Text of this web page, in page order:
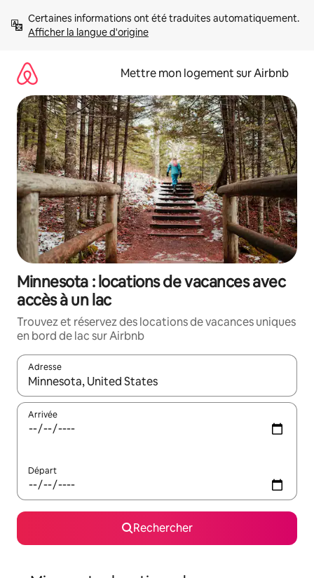
directement
Afficher la langue d'origine
Mettre mon logement sur Airbnb
Minnesota : locations de vacances avec
accès à un lac
Trouvez et réservez des locations de vacances uniques
en bord de lac sur Airbnb
Adresse
Lorsque les résultats s'affichent, utilisez les flèches vers le
Arrivée
Départ
Rechercher